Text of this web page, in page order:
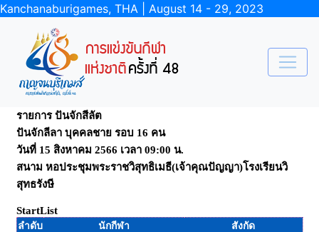
Kanchanaburigames, THA | August 14 - 29, 2023
รายการ ปันจักสีลัต
ปันจักลีลา บุคคลชาย รอบ 16 คน
วันที่ 15 สิงหาคม 2566 เวลา 09:00 น.
สนาม หอประชุมพระราชวิสุทธิเมธี(เจ้าคุณปัญญา)โรงเรียนวิ
สุทธรังษี
StartList
ลำดับ นักกีฬา สังกัด